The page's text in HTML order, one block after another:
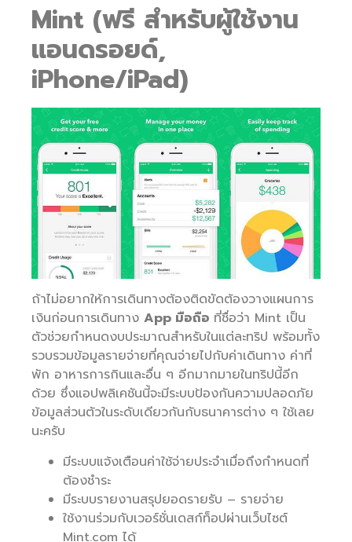
Mint (ฟรี สำหรับผู้ใช้งาน
แอนดรอยด์,
iPhone/iPad)
ถ้าไม่อยากให้การเดินทางต้องติดขัดต้องวางแผนการ
เงินก่อนการเดินทาง App มือถือ ที่ชื่อว่า Mint เป็น
ตัวช่วยกำหนดงบประมาณสำหรับในแต่ละทริป พร้อมทั้ง
รวบรวมข้อมูลรายจ่ายที่คุณจ่ายไปกับค่าเดินทาง ค่าที่
พัก อาหารการกินและอื่น ๆ อีกมากมายในทริปนี้อีก
ด้วย ซึ่งแอปพลิเคชันนี้จะมีระบบป้องกันความปลอดภัย
ข้อมูลส่วนตัวในระดับเดียวกันกับธนาคารต่าง ๆ ใช้เลย
นะครับ
มีระบบแจ้งเตือนค่าใช้จ่ายประจำเมื่อถึงกำหนดที่
ต้องชำระ
มีระบบรายงานสรุปยอดรายรับ – รายจ่าย
ใช้งานร่วมกับเวอร์ชั่นเดสก์ท็อปผ่านเว็บไซต์
Mint.com ได้